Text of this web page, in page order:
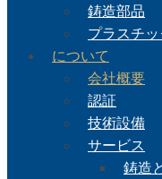
鋳造部品
プラスチ
について
会社概要
認証
技術設備
サービス
鋳造